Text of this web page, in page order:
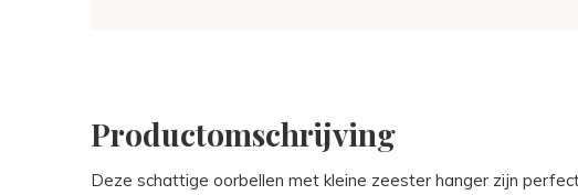
Productomschrijving
Deze schattige oorbellen met kleine zeester hanger zijn